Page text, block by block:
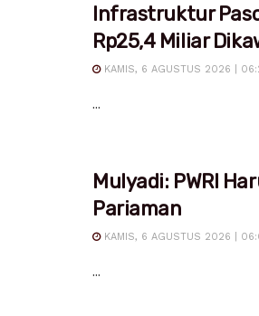
Infrastruktur
Rp25,4 Miliar
KAMIS, 6 AGUSTUS 2026 |
...
Mulyadi: PWRI
Pariaman
KAMIS, 6 AGUSTUS 2026 |
...